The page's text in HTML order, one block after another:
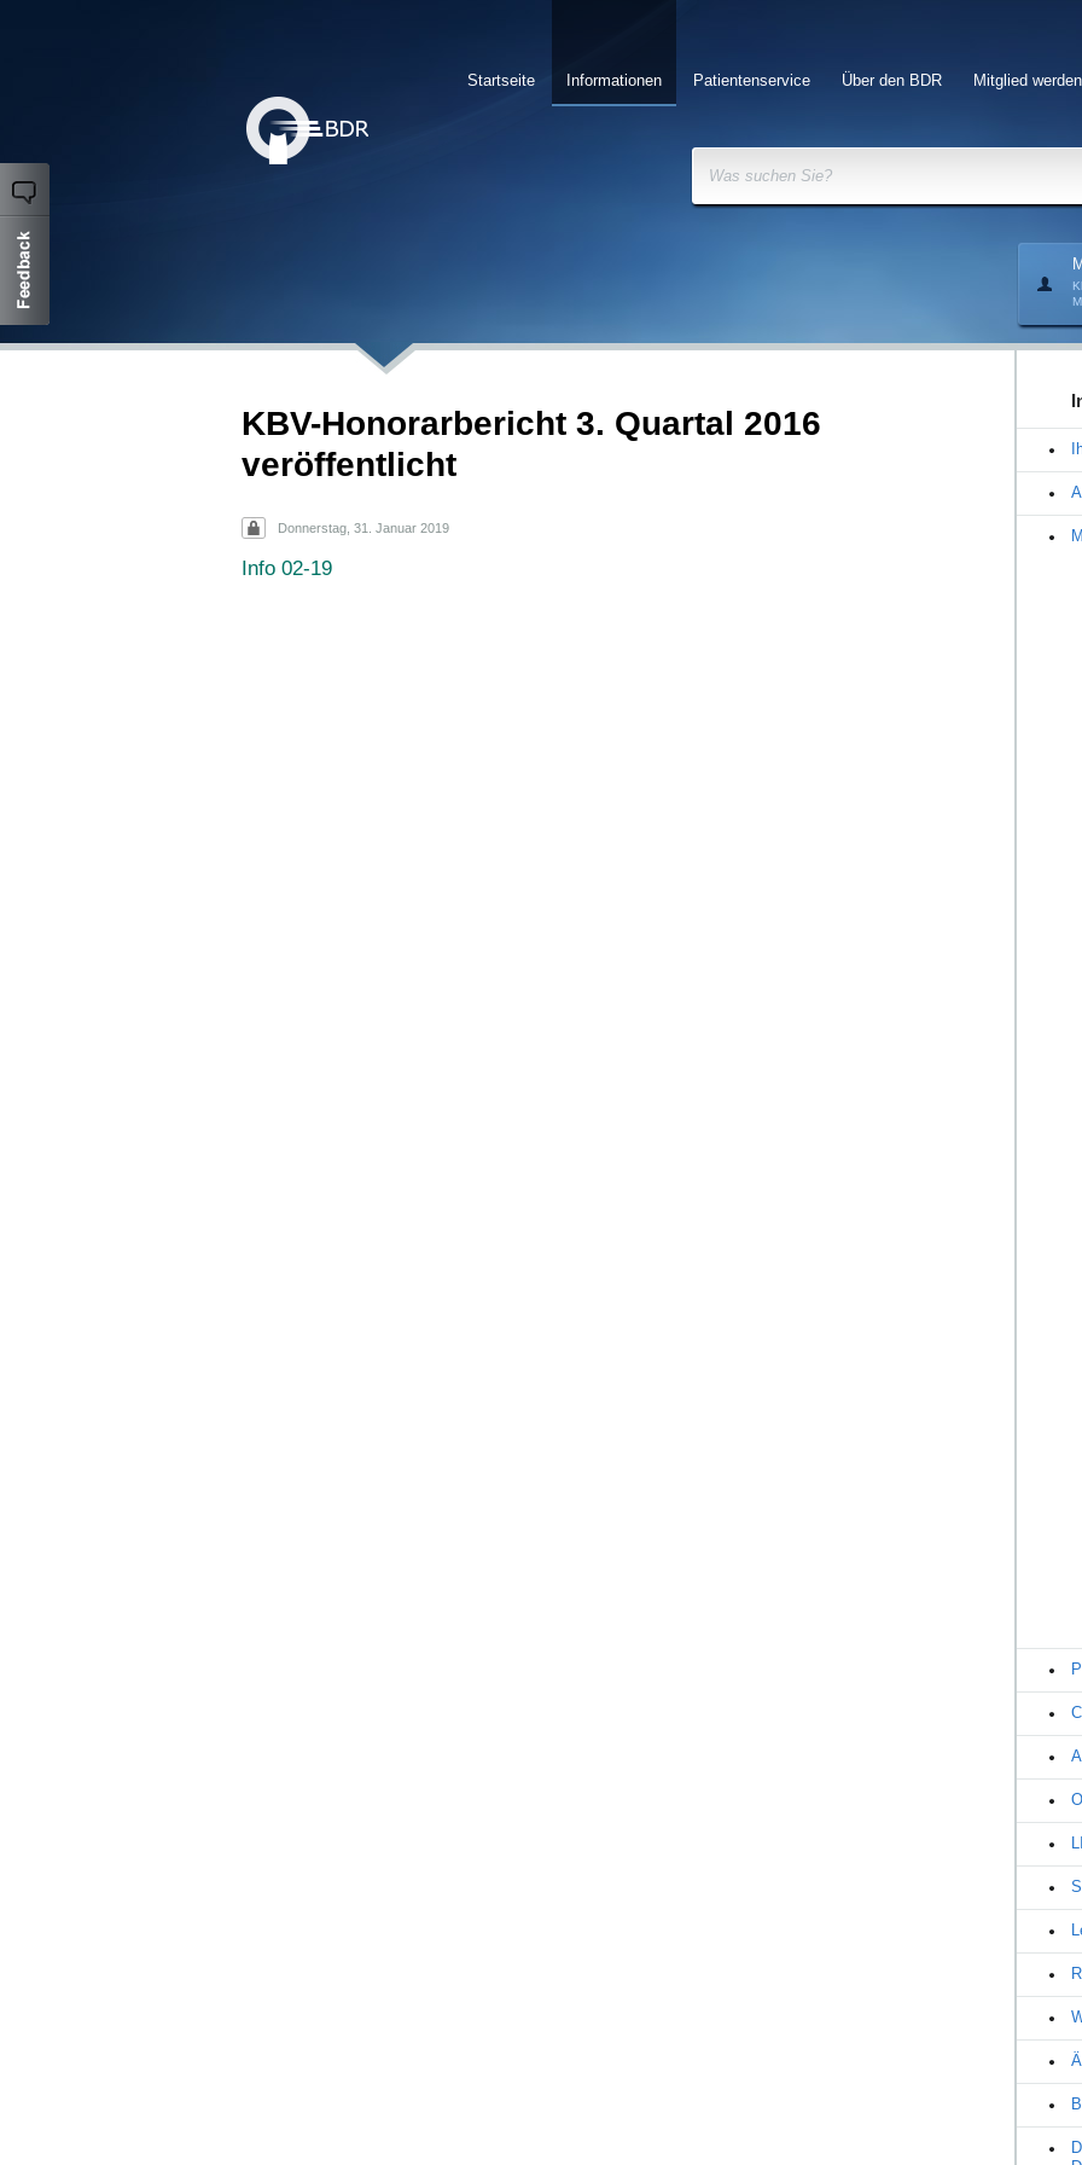
Mitglied werden
Über den BDR
Patientenservice
Informationen
Startseite
Was suchen Sie?
KBV-Honorarbericht 3. Quartal 2016
veröffentlicht
Donnerstag, 31. Januar 2019
Info 02-19